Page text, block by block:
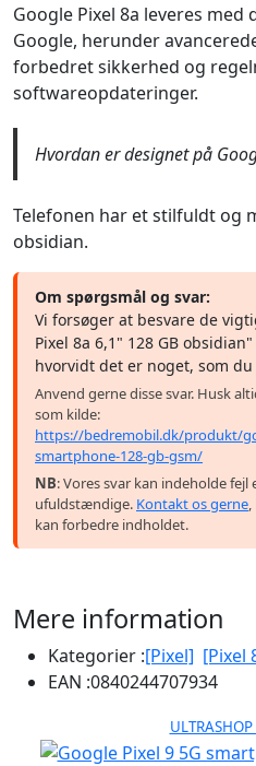
Google Pixel 8a leveres
Google, herunder
forbedret sikkerhed og
softwareopdateringer.
Hvordan er designet på
Telefonen har et stilfuldt og
obsidian.
Om spørgsmål og svar:
Vi forsøger at besvare de
Pixel 8a 6,1" 128 GB
hvorvidt det er noget, som
Anvend gerne disse svar. Husk
som kilde:
https://bedremobil.dk/produkt/
smartphone-128-gb-gsm/
NB: Vores svar kan indeholde fejl
ufuldstændige. Kontakt os gerne
kan forbedre indholdet.
Mere information
Kategorier :[Pixel] [Pixel
EAN :0840244707934